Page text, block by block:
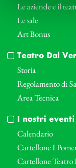
Le aziende e il
Le sale
Art Bonus
Teatro Dal
Storia
Regolamento di
Area Tecnica
I nostri eventi
Calendario
Cartellone I
Cartellone Teatro